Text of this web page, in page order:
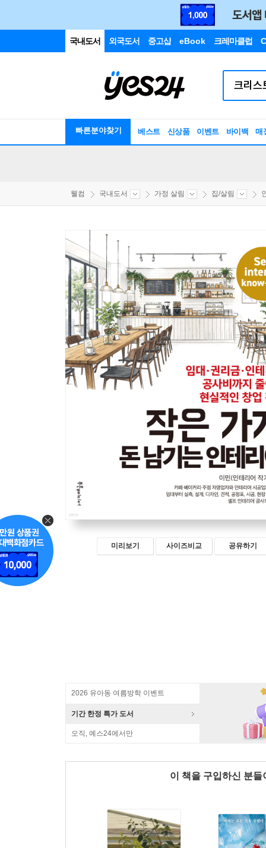
국내도서 외국도서 중고샵 eBook 크레마클럽
빠른분야찾기 베스트 신상품 이벤트 바이백 매
웰컴 국내도서 가정 살림 집/살림
미리보기 사이즈비교 공유하기
2026 유아동 여름방학 이벤트
기간 한정 특가 도서
오직, 예스24에서만
이 책을 구입하신 분